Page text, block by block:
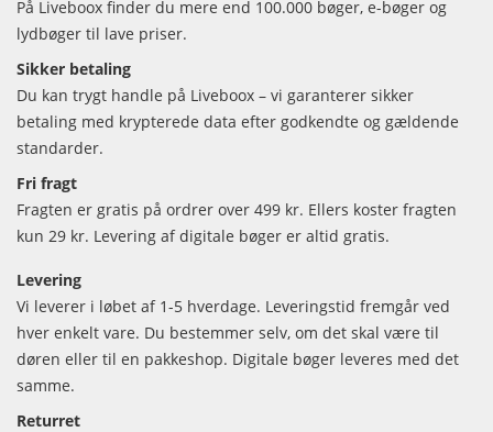
På Liveboox finder du mere end 100.000 bøger, e-bøger og
lydbøger til lave priser.
Sikker betaling
Du kan trygt handle på Liveboox – vi garanterer sikker
betaling med krypterede data efter godkendte og gældende
standarder.
Fri fragt
Fragten er gratis på ordrer over 499 kr. Ellers koster fragten
kun 29 kr. Levering af digitale bøger er altid gratis.
Levering
Vi leverer i løbet af 1-5 hverdage. Leveringstid fremgår ved
hver enkelt vare. Du bestemmer selv, om det skal være til
døren eller til en pakkeshop. Digitale bøger leveres med det
samme.
Returret